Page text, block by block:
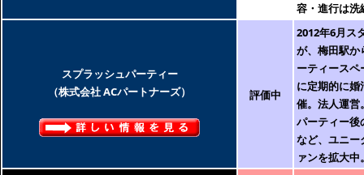
容・進行は洗
スプラッシュパーティー
（株式会社 ACパートナーズ）
評価中
2012年6月ス
が、梅田駅か
ーティース
に定期的に
催。法人運営
パーティー後
など、ユニー
ァンを拡大中